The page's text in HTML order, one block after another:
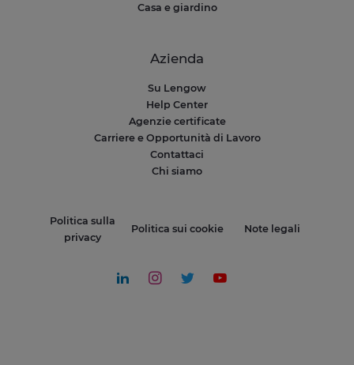
Casa e giardino
Azienda
Su Lengow
Help Center
Agenzie certificate
Carriere e Opportunità di Lavoro
Contattaci
Chi siamo
Politica sulla
privacy
Politica sui cookie Note legali